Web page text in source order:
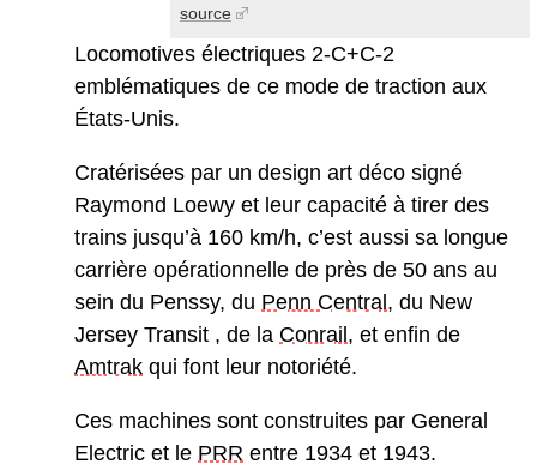
source
Locomotives électriques 2-C+C-2
emblématiques de ce mode de traction aux
États-Unis.
Cratérisées par un design art déco signé
Raymond Loewy et leur capacité à tirer des
trains jusqu’à 160 km/h, c’est aussi sa longue
carrière opérationnelle de près de 50 ans au
sein du Penssy, du Penn Central , du New
Jersey Transit‎ , de la Conrail , et enfin de
Amtrak qui font leur notoriété.
Ces machines sont construites par General
Electric et le PRR entre 1934 et 1943.